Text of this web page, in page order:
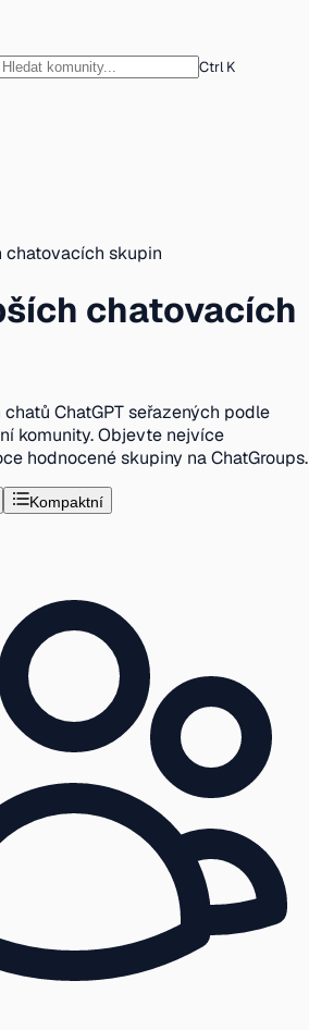
Ctrl K
chatovacích skupin
chatovacích
ChatGPT seřazených podle
komunity. Objevte nejvíce
hodnocené skupiny na ChatGroups.
Kompaktní